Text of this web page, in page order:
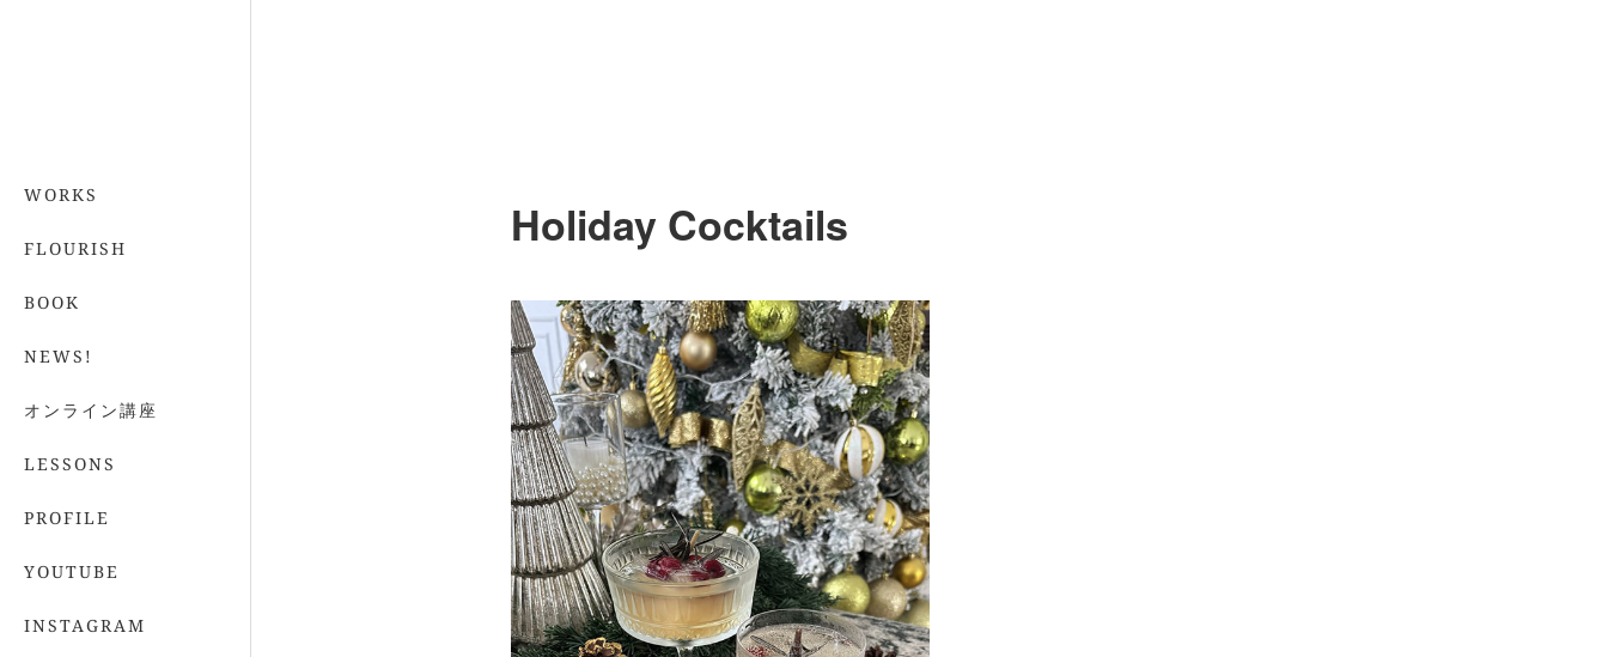
WORKS
FLOURISH
BOOK
NEWS!
オンライン講座
LESSONS
PROFILE
YOUTUBE
INSTAGRAM
Holiday Cocktails